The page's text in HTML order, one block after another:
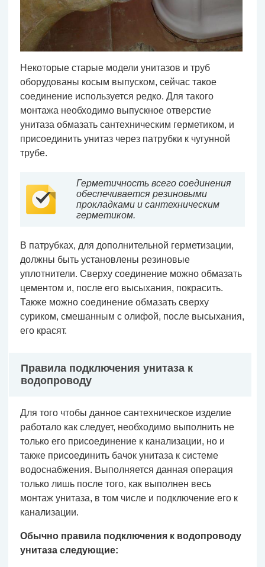
Некоторые старые модели унитазов и труб
оборудованы косым выпуском, сейчас такое
соединение используется редко. Для такого
монтажа необходимо выпускное отверстие
унитаза обмазать сантехническим герметиком, и
присоединить унитаз через патрубки к чугунной
трубе.
Герметичность всего соединения
обеспечивается резиновыми
прокладками и сантехническим
герметиком.
В патрубках, для дополнительной герметизации,
должны быть установлены резиновые
уплотнители. Сверху соединение можно обмазать
цементом и, после его высыхания, покрасить.
Также можно соединение обмазать сверху
суриком, смешанным с олифой, после высыхания,
его красят.
Правила подключения унитаза к
водопроводу
Для того чтобы данное сантехническое изделие
работало как следует, необходимо выполнить не
только его присоединение к канализации, но и
также присоединить бачок унитаза к системе
водоснабжения. Выполняется данная операция
только лишь после того, как выполнен весь
монтаж унитаза, в том числе и подключение его к
канализации.
Обычно правила подключения к водопроводу
унитаза следующие: